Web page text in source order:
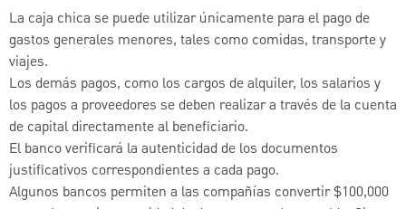
La caja chica se puede utilizar únicamente para el pago de
gastos generales menores, tales como comidas, transporte y
viajes.
Los demás pagos, como los cargos de alquiler, los salarios y
los pagos a proveedores se deben realizar a través de la cuenta
de capital directamente al beneficiario.
El banco verificará la autenticidad de los documentos
justificativos correspondientes a cada pago.
Algunos bancos permiten a las compañías convertir $100,000